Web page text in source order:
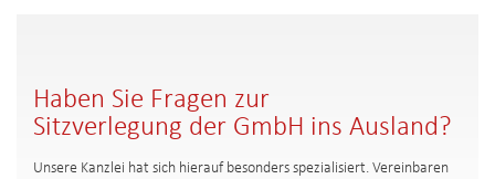
Haben Sie Fragen zur
Sitzverlegung der GmbH ins Ausland?
Unsere Kanzlei hat sich hierauf besonders spezialisiert. Vereinbaren